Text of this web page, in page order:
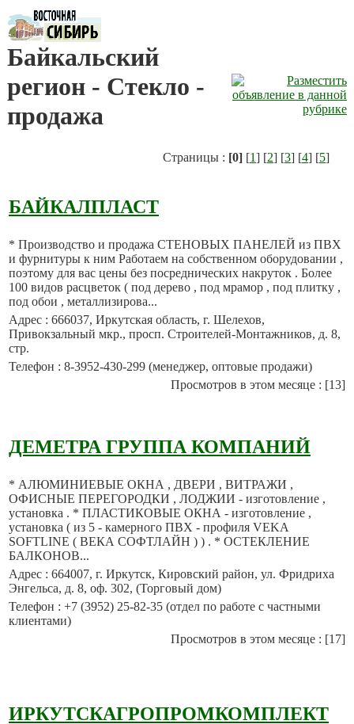
Байкальский
регион - Стекло -
продажа
Страницы : [0] [1] [2] [3] [4] [5]
БАЙКАЛПЛАСТ
* Производство и продажа СТЕНОВЫХ ПАНЕЛЕЙ из ПВХ
и фурнитуры к ним Работаем на собственном оборудовании ,
поэтому для вас цены без посреднических накруток . Более
100 видов расцветок ( под дерево , под мрамор , под плитку ,
под обои , металлизирова...
Адрес : 666037, Иркутская область, г. Шелехов,
Привокзальный мкр., просп. Строителей-Монтажников, д. 8,
стр.
Телефон : 8-3952-430-299 (менеджер, оптовые продажи)
Просмотров в этом месяце : [13]
ДЕМЕТРА ГРУППА КОМПАНИЙ
* АЛЮМИНИЕВЫЕ ОКНА , ДВЕРИ , ВИТРАЖИ ,
ОФИСНЫЕ ПЕРЕГОРОДКИ , ЛОДЖИИ - изготовление ,
установка . * ПЛАСТИКОВЫЕ ОКНА - изготовление ,
установка ( из 5 - камерного ПВХ - профиля VEKA
SOFTLINE ( ВЕКА СОФТЛАЙН ) ) . * ОСТЕКЛЕНИЕ
БАЛКОНОВ...
Адрес : 664007, г. Иркутск, Кировский район, ул. Фридриха
Энгельса, д. 8, оф. 302, (Торговый дом)
Телефон : +7 (3952) 25-82-35 (отдел по работе с частными
клиентами)
Просмотров в этом месяце : [17]
ИРКУТСКАГРОПРОМКОМПЛЕКТ